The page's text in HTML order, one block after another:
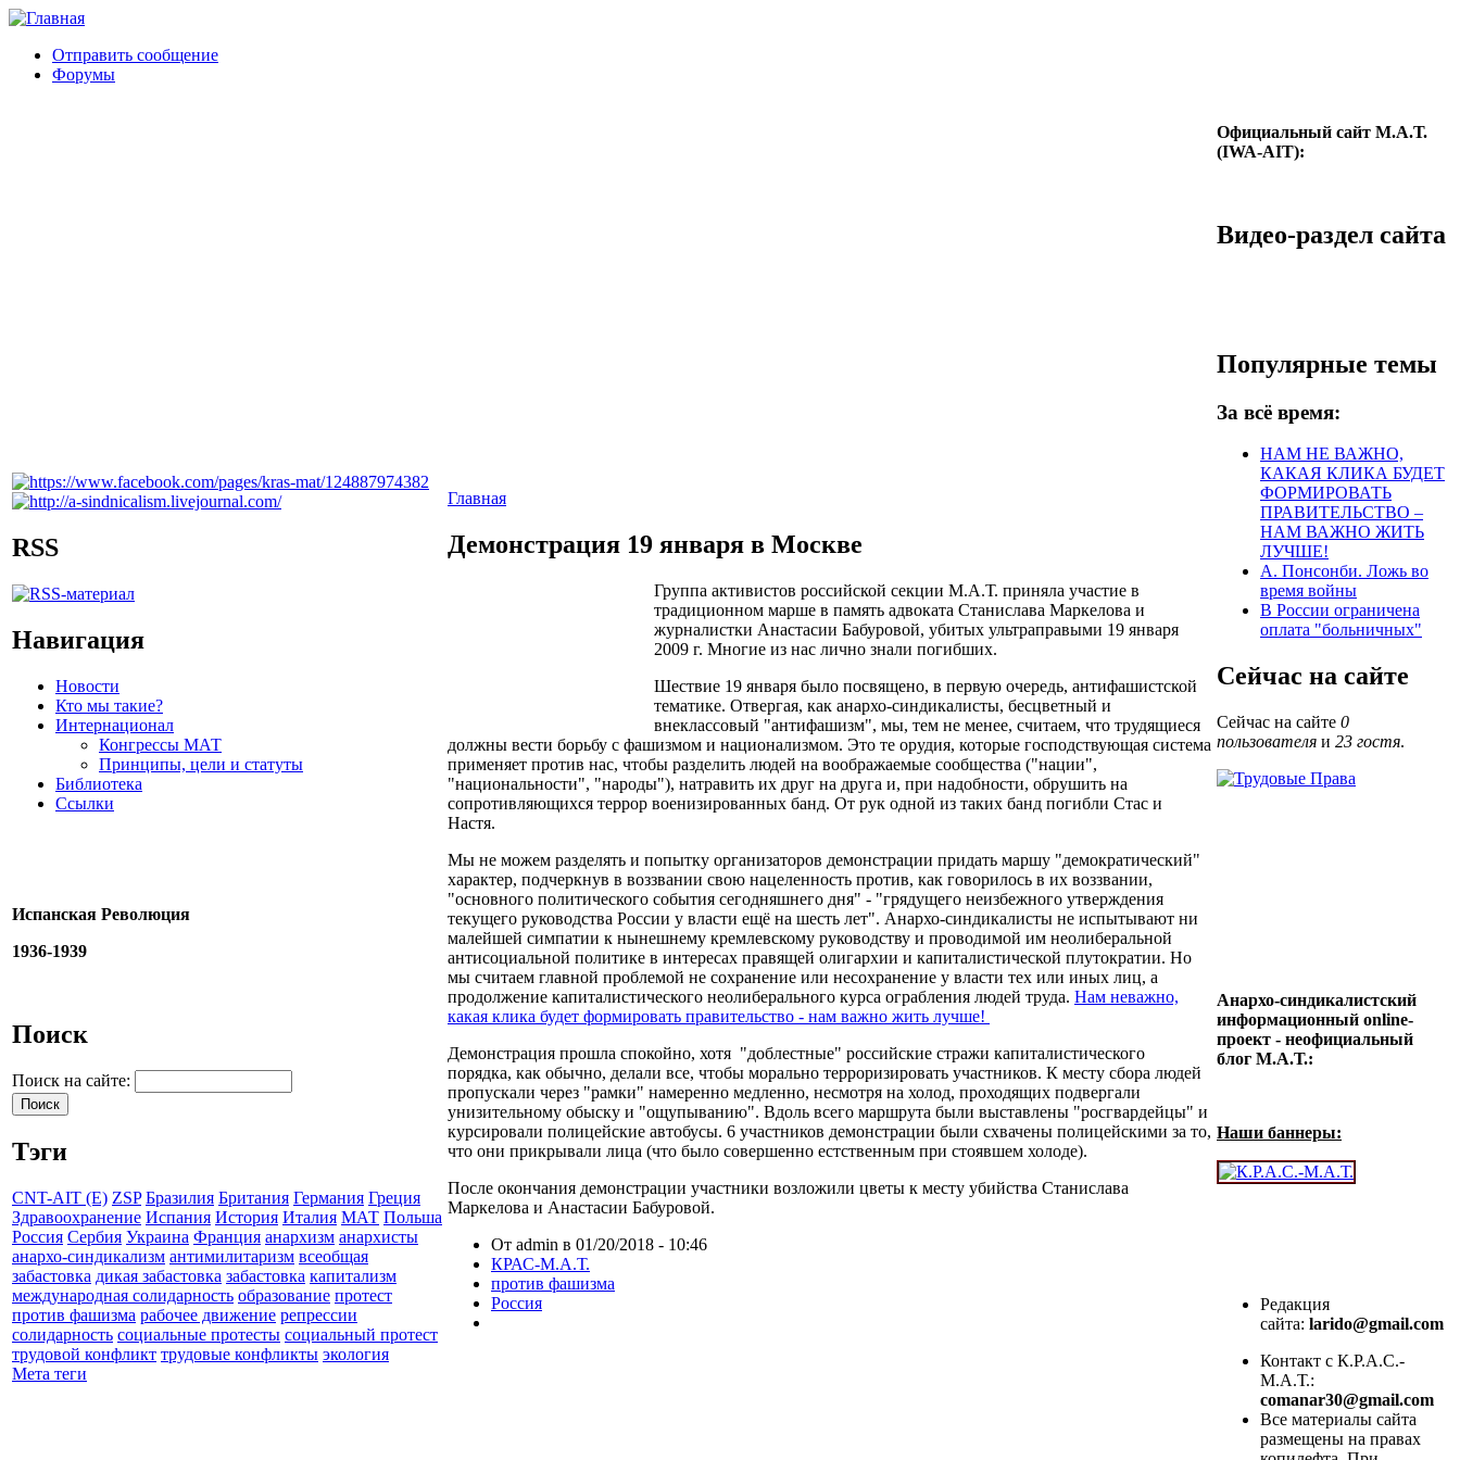
Отправить сообщение
Форумы
RSS
Навигация
Новости
Кто мы такие?
Интернационал
Конгрессы МАТ
Принципы, цели и статуты
Библиотека
Ссылки
Испанская Революция
1936-1939
Поиск
Поиск на сайте:
Тэги
CNT-AIT (E) ZSP Бразилия Британия Германия Греция
Здравоохранение Испания История Италия МАТ Польша
Россия Сербия Украина Франция анархизм анархисты
анархо-синдикализм антимилитаризм всеобщая
забастовка дикая забастовка забастовка капитализм
международная солидарность образование протест
против фашизма рабочее движение репрессии
солидарность социальные протесты социальный протест
трудовой конфликт трудовые конфликты экология
Мета теги
Главная
Демонстрация 19 января в Москве
Группа активистов российской секции М.А.Т. приняла участие в
традиционном марше в память адвоката Станислава Маркелова и
журналистки Анастасии Бабуровой, убитых ультраправыми 19 января
2009 г. Многие из нас лично знали погибших.
Шествие 19 января было посвящено, в первую очередь, антифашистской
тематике. Отвергая, как анархо-синдикалисты, бесцветный и
внеклассовый "антифашизм", мы, тем не менее, считаем, что трудящиеся
должны вести борьбу с фашизмом и национализмом. Это те орудия, которые господствующая система
применяет против нас, чтобы разделить людей на воображаемые сообщества ("нации",
"национальности", "народы"), натравить их друг на друга и, при надобности, обрушить на
сопротивляющихся террор военизированных банд. От рук одной из таких банд погибли Стас и
Настя.
Мы не можем разделять и попытку организаторов демонстрации придать маршу "демократический"
характер, подчеркнув в воззвании свою нацеленность против, как говорилось в их воззвании,
"основного политического события сегодняшнего дня" - "грядущего неизбежного утверждения
текущего руководства России у власти ещё на шесть лет". Анархо-синдикалисты не испытывают ни
малейшей симпатии к нынешнему кремлевскому руководству и проводимой им неолиберальной
антисоциальной политике в интересах правящей олигархии и капиталистической плутократии. Но
мы считаем главной проблемой не сохранение или несохранение у власти тех или иных лиц, а
продолжение капиталистического неолиберального курса ограбления людей труда. Нам неважно,
какая клика будет формировать правительство - нам важно жить лучше!
Демонстрация прошла спокойно, хотя "доблестные" российские стражи капиталистического
порядка, как обычно, делали все, чтобы морально терроризировать участников. К месту сбора людей
пропускали через "рамки" намеренно медленно, несмотря на холод, проходящих подвергали
унизительному обыску и "ощупыванию". Вдоль всего маршрута были выставлены "росгвардейцы" и
курсировали полицейские автобусы. 6 участников демонстрации были схвачены полицейскими за то,
что они прикрывали лица (что было совершенно естственным при стоявшем холоде).
После окончания демонстрации участники возложили цветы к месту убийства Станислава
Маркелова и Анастасии Бабуровой.
От admin в 01/20/2018 - 10:46
КРАС-М.А.Т.
против фашизма
Россия
Официальный сайт М.А.Т.
(IWA-AIT):
Видео-раздел сайта
Популярные темы
За всё время:
НАМ НЕ ВАЖНО,
КАКАЯ КЛИКА БУДЕТ
ФОРМИРОВАТЬ
ПРАВИТЕЛЬСТВО –
НАМ ВАЖНО ЖИТЬ
ЛУЧШЕ!
А. Понсонби. Ложь во
время войны
В России ограничена
оплата "больничных"
Сейчас на сайте
Сейчас на сайте 0
пользователя и 23 гостя.
Анархо-синдикалистский
информационный online-
проект - неофициальный
блог М.А.Т.:
Наши баннеры:
Редакция
сайта: larido@gmail.com
Контакт с К.Р.А.С.-
М.А.Т.:
comanar30@gmail.com
Все материалы сайта
размещены на правах